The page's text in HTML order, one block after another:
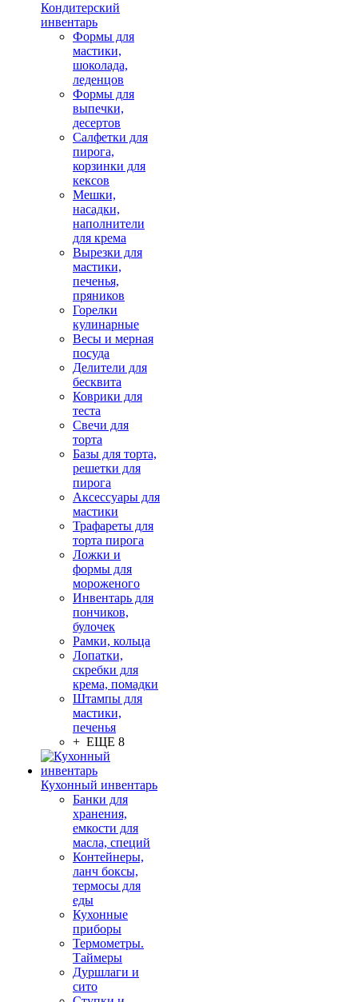
Кондитерский
инвентарь
Формы для
мастики,
шоколада,
леденцов
Формы для
выпечки,
десертов
Салфетки для
пирога,
корзинки для
кексов
Мешки,
насадки,
наполнители
для крема
Вырезки для
мастики,
печенья,
пряников
Горелки
кулинарные
Весы и мерная
посуда
Делители для
бесквита
Коврики для
теста
Свечи для
торта
Базы для торта,
решетки для
пирога
Аксессуары для
мастики
Трафареты для
торта пирога
Ложки и
формы для
мороженого
Инвентарь для
пончиков,
булочек
Рамки, кольца
Лопатки,
скребки для
крема, помадки
Штампы для
мастики,
печенья
+ ЕЩЕ 8
Кухонный инвентарь
Банки для
хранения,
емкости для
масла, специй
Контейнеры,
ланч боксы,
термосы для
еды
Кухонные
приборы
Термометры.
Таймеры
Дуршлаги и
сито